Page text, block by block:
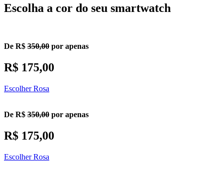
Escolha a cor do seu smartwatch
De R$ 350,00 por apenas
R$ 175,00
Escolher Rosa
De R$ 350,00 por apenas
R$ 175,00
Escolher Rosa